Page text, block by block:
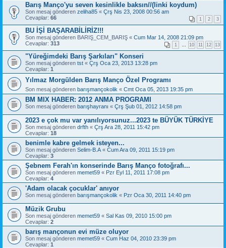
Barış Manço'yu seven kesinlikle baksın//(linki koydum)
Son mesaj gönderen zeliha85 « Çrş Nis 23, 2008 00:56 am
Cevaplar: 66 1 2 3
BU İŞİ BAŞARABİLİRİZ!!!
Son mesaj gönderen BARIŞ_CEM_BARIŞ « Cum Mar 14, 2008 21:09 pm
Cevaplar: 313 1 10 11 12 13
"Yüreğimdeki Barış Şarkıları" Konseri
Son mesaj gönderen tst « Çrş Oca 23, 2013 13:28 pm
Cevaplar: 1
Yılmaz Morgülden Barış Manço Özel Programı
Son mesaj gönderen barışmançokolik « Cmt Oca 05, 2013 19:35 pm
BM MIX HABER: 2012 ANMA PROGRAMI
Son mesaj gönderen barışhayranı « Çrş Şub 01, 2012 14:58 pm
2023 e çok mu var yanılıyorsunuz...2023 te BÜYÜK TÜRKİYE
Son mesaj gönderen drfth « Çrş Ara 28, 2011 15:42 pm
Cevaplar: 18
benimle kabre gelmek isteyen...
Son mesaj gönderen Selim-B.A « Cum Ara 09, 2011 15:19 pm
Cevaplar: 3
Şebnem Ferah'ın konserinde Barış Manço fotoğrafı...
Son mesaj gönderen memet59 « Pzr Eyl 11, 2011 17:08 pm
Cevaplar: 4
'Adam olacak çocuklar' anıyor
Son mesaj gönderen barışmançokolik « Pzr Oca 30, 2011 14:40 pm
Müzik Grubu
Son mesaj gönderen memet59 « Sal Kas 09, 2010 15:00 pm
Cevaplar: 2
barış mançonun evi müze oluyor
Son mesaj gönderen memet59 « Cum Haz 04, 2010 23:39 pm
Cevaplar: 1